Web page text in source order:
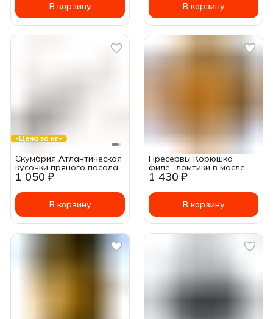
В корзину
В корзину
-Цена за кг-
1 050 ₽
Скумбрия Атлантическая
кусочки пряного посола
~ 0,25-0,35 кг. ~Цена за:
1кг
В корзину
1 430 ₽
Пресервы Корюшка
филе- ломтики в масле,
500г
В корзину